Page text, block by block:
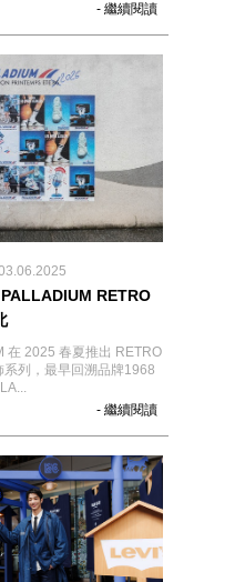
- 繼續閱讀
RETRO
在 2025 春夏推出 RETRO
列，最早回溯品牌1968
- 繼續閱讀